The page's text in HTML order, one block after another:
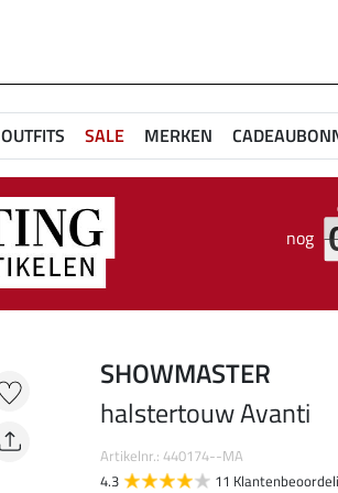
OUTFITS SALE MERKEN
nog
SHOWMASTER
halstertouw Avanti
Artikelnr.: 440174--MA
4.3
11